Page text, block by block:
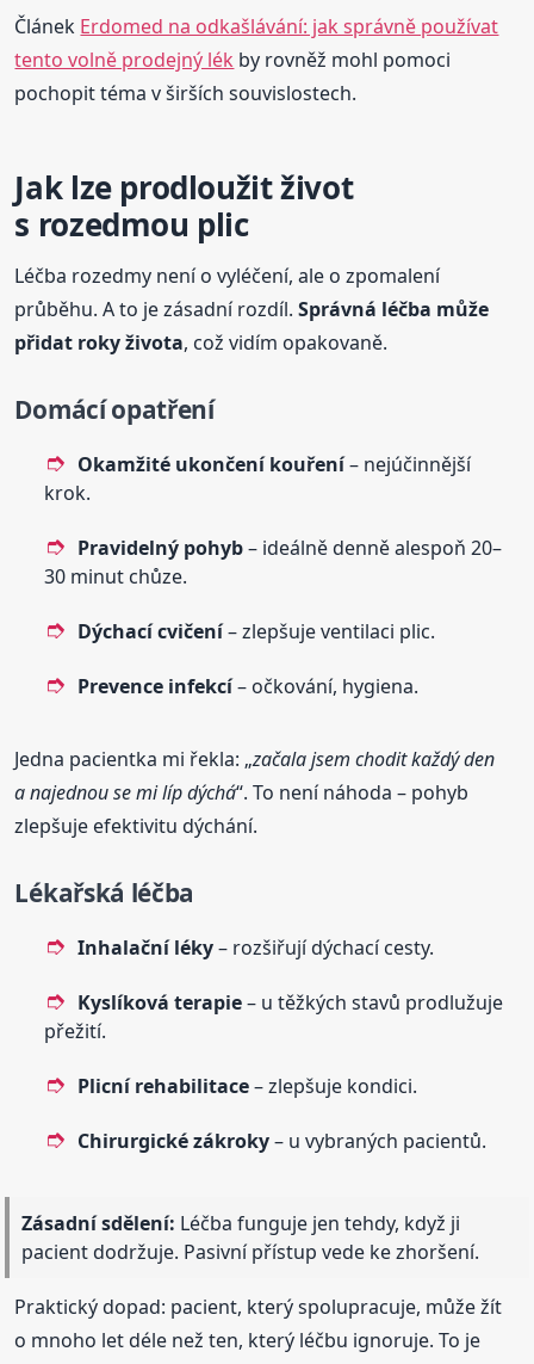
Článek Erdomed na odkašlávání: jak správně používat
tento volně prodejný lék by rovněž mohl pomoci
pochopit téma v širších souvislostech.
Jak lze prodloužit život
s rozedmou plic
Léčba rozedmy není o vyléčení, ale o zpomalení
průběhu. A to je zásadní rozdíl.Správná léčba může
přidat roky života, což vidím opakovaně.
Domácí opatření
Okamžité ukončení kouření– nejúčinnější
krok.
Pravidelný pohyb– ideálně denně alespoň 20–
30 minut chůze.
Dýchací cvičení– zlepšuje ventilaci plic.
Prevence infekcí– očkování, hygiena.
Jedna pacientka mi řekla: „začala jsem chodit každý den
a najednou se mi líp dýchá“. To není náhoda – pohyb
zlepšuje efektivitu dýchání.
Lékařská léčba
Inhalační léky– rozšiřují dýchací cesty.
Kyslíková terapie– u těžkých stavů prodlužuje
přežití.
Plicní rehabilitace– zlepšuje kondici.
Chirurgické zákroky– u vybraných pacientů.
Zásadní sdělení: Léčba funguje jen tehdy, když ji
pacient dodržuje. Pasivní přístup vede ke zhoršení.
Praktický dopad: pacient, který spolupracuje, může žít
o mnoho let déle než ten, který léčbu ignoruje. To je